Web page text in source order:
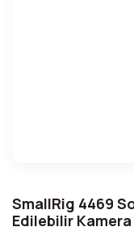
SmallRig 4469
Edilebilir